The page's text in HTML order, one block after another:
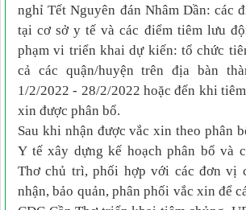
nghỉ Tết Nguyên đán Nhâm Dần: các
tại cơ sở y tế và các điểm tiêm lưu
phạm vi triển khai dự kiến: tổ chức
cả các quận/huyện trên địa bàn
1/2/2022 - 28/2/2022 hoặc đến khi
xin được phân bổ.
Sau khi nhận được vắc xin theo phân
Y tế xây dựng kế hoạch phân bổ và
Thơ chủ trì, phối hợp với các đơn vị
nhận, bảo quản, phân phối vắc xin để